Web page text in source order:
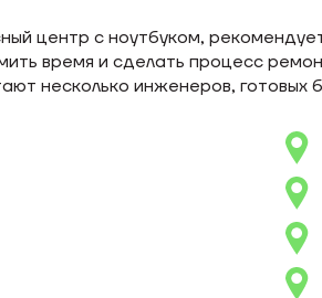
центр с ноутбуком,
время и сделать процесс
несколько инженеров, готовых